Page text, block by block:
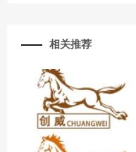
相关推荐